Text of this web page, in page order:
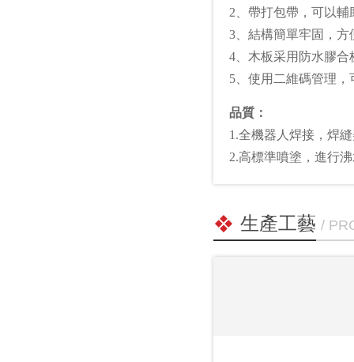
2、帶打包帶，可以
3、結構簡單牢固，
4、木板采用防水膠
5、使用二維碼管理
品質：
1.全機器人焊接，焊
2.高標準噴塗，進行
生產工藝 /